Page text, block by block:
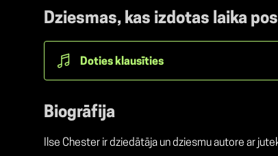
Dziesmas, kas izdotas laika
Doties klausīties
Biogrāfija
Ilse Chester ir dziedātāja un dziesmu autore ar